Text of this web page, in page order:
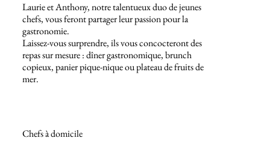
Laurie et Anthony, notre talentueux duo de jeunes
chefs, vous feront partager leur passion pour la
gastronomie.
Laissez-vous surprendre, ils vous concocteront des
repas sur mesure : dîner gastronomique, brunch
copieux, panier pique-nique ou plateau de fruits de
mer.
Chefs à domicile